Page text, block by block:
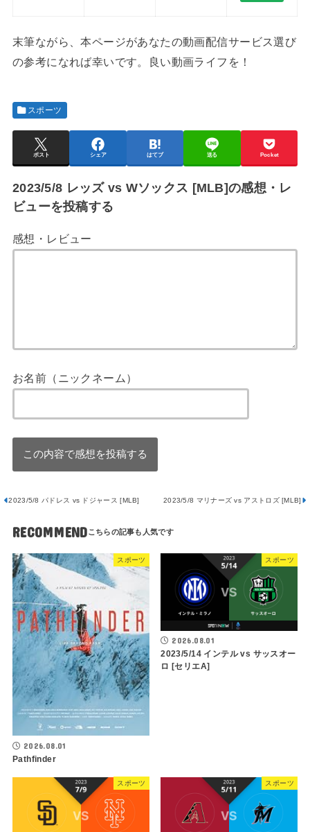
末筆ながら、本ページがあなたの動画配信サービス選び
の参考になれば幸いです。良い動画ライフを！
スポーツ
ポスト シェア はてブ 送る Pocket
2023/5/8 レッズ vs Wソックス [MLB]の感想・レ
ビューを投稿する
感想・レビュー
お名前（ニックネーム）
2023/5/8 パドレス vs ドジャース [MLB] 2023/5/8 マリナーズ vs アストロズ [MLB]
RECOMMEND
スポーツ
2026.08.01
Pathfinder
スポーツ
2026.08.01
2023/5/14 インテル vs サッスオー
ロ [セリエA]
スポーツ スポーツ